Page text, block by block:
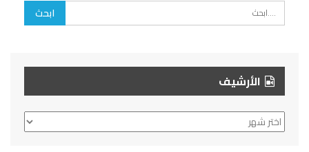
الأرشيف
الأرشيف